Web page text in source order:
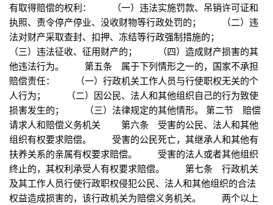
有取得赔偿的权利： （一）违法实施罚款、吊销许可证和
执照、责令停产停业、没收财物等行政处罚的； （二）违
法对财产采取查封、扣押、冻结等行政强制措施的；
（三）违法征收、征用财产的； （四）造成财产损害的其
他违法行为。 第五条 属于下列情形之一的，国家不承担
赔偿责任： （一）行政机关工作人员与行使职权无关的个
人行为； （二）因公民、法人和其他组织自己的行为致使
损害发生的； （三）法律规定的其他情形。 第二节 赔偿
请求人和赔偿义务机关 第六条 受害的公民、法人和其他
组织有权要求赔偿。 受害的公民死亡，其继承人和其他有
扶养关系的亲属有权要求赔偿。 受害的法人或者其他组织
终止的，其权利承受人有权要求赔偿。 第七条 行政机关
及其工作人员行使行政职权侵犯公民、法人和其他组织的合法
权益造成损害的，该行政机关为赔偿义务机关。 两个以上